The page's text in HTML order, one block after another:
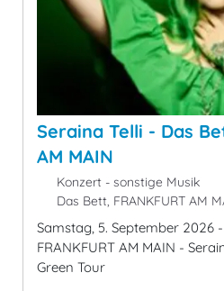
Seraina Telli - Das
AM MAIN
Konzert - sonstige Musik
Das Bett, FRANKFURT AM
Samstag, 5. September 2026
FRANKFURT AM MAIN -
Green Tour